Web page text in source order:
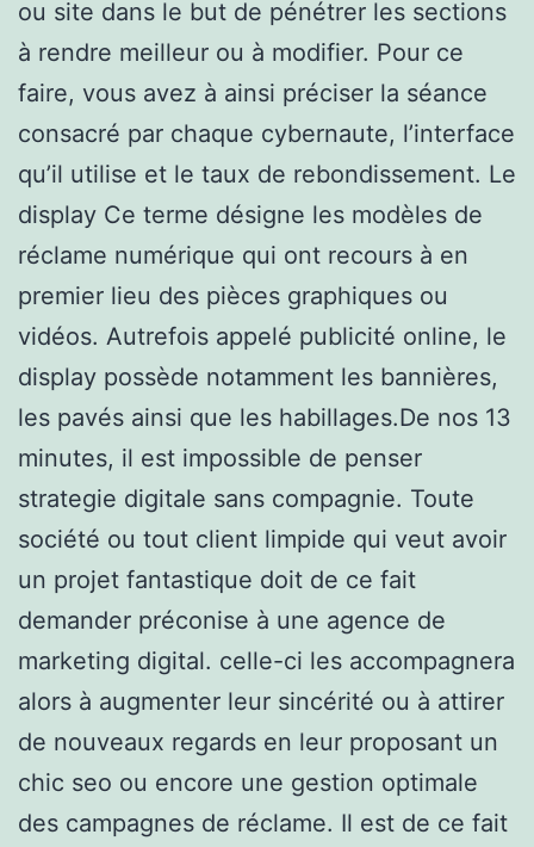
ou site dans le but de pénétrer les sections
à rendre meilleur ou à modifier. Pour ce
faire, vous avez à ainsi préciser la séance
consacré par chaque cybernaute, l’interface
qu’il utilise et le taux de rebondissement. Le
display Ce terme désigne les modèles de
réclame numérique qui ont recours à en
premier lieu des pièces graphiques ou
vidéos. Autrefois appelé publicité online, le
display possède notamment les bannières,
les pavés ainsi que les habillages.De nos 13
minutes, il est impossible de penser
strategie digitale sans compagnie. Toute
société ou tout client limpide qui veut avoir
un projet fantastique doit de ce fait
demander préconise à une agence de
marketing digital. celle-ci les accompagnera
alors à augmenter leur sincérité ou à attirer
de nouveaux regards en leur proposant un
chic seo ou encore une gestion optimale
des campagnes de réclame. Il est de ce fait